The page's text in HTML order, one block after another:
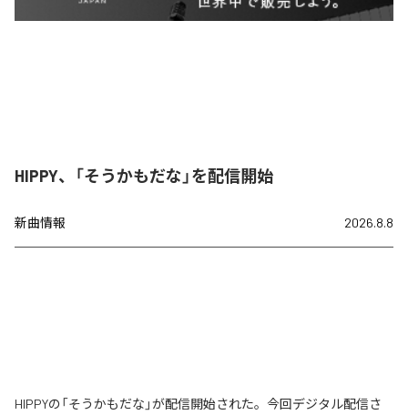
HIPPY、「そうかもだな」を配信開始
新曲情報 2026.8.8
HIPPYの「そうかもだな」が配信開始された。今回デジタル配信さ